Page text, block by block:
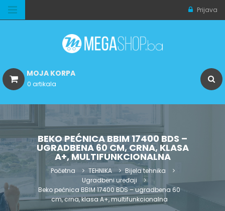
Prijava
MOJA KORPA
0 artikala
BEKO PEĆNICA BBIM 17400 BDS –
UGRADBENA 60 CM, CRNA, KLASA
A+, MULTIFUNKCIONALNA
Početna TEHNIKA
Bijela tehnika
Ugradbeni uređaji
Beko pećnica BBIM 17400 BDS – ugradbena 60
cm, crna, klasa A+, multifunkcionalna